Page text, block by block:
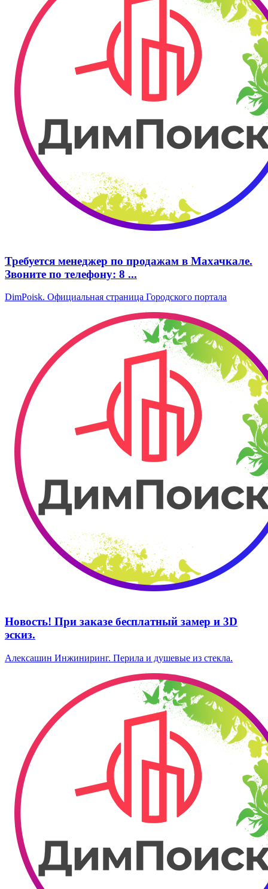
Требуется менеджер по продажам в Махачкале.
Звоните по телефону: 8 ...
DimPoisk. Официальная страница Городского портала
Новость! При заказе бесплатный замер и 3D
эскиз.
Алексашин Инжиниринг. Перила и душевые из стекла.